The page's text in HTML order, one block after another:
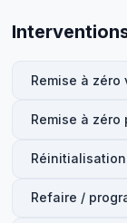
Remise à zéro
Remise à zéro
Refaire /